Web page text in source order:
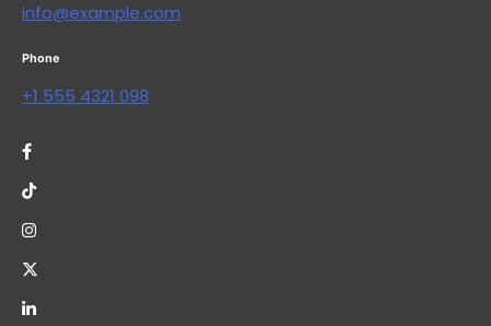
info@example.com
Phone
+1 555 4321 098